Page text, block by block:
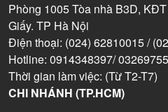
Phòng 1005 Tòa nhà B3D,
Giấy. TP Hà Nội
Điện thoại: (024) 62810015 /
Hotline: 0914348397/
Thời gian làm việc: (Từ T2-T7)
CHI NHÁNH (TP.HCM)